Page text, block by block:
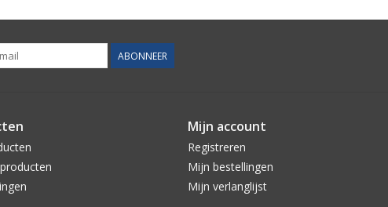
ABONNEER
Mijn account
Registreren
Mijn bestellingen
Mijn verlanglijst